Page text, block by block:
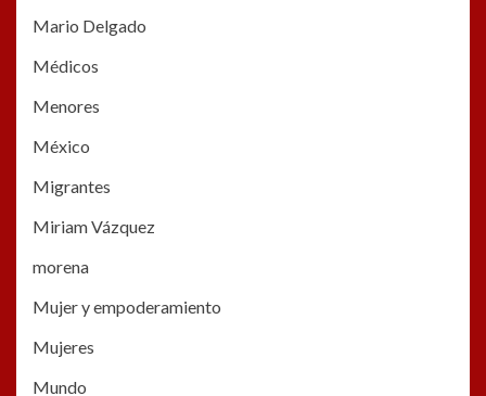
Mario Delgado
Médicos
Menores
México
Migrantes
Miriam Vázquez
morena
Mujer y empoderamiento
Mujeres
Mundo